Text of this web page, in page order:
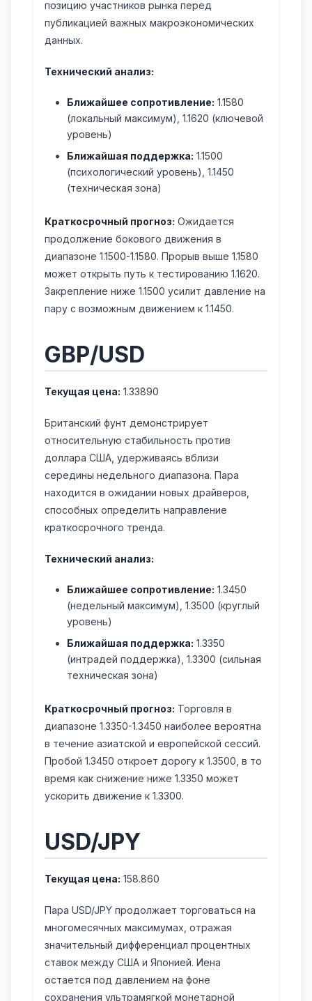
позицию участников рынка перед
публикацией важных макроэкономических
данных.
Технический анализ:
Ближайшее сопротивление: 1.1580
(локальный максимум), 1.1620 (ключевой
уровень)
Ближайшая поддержка: 1.1500
(психологический уровень), 1.1450
(техническая зона)
Краткосрочный прогноз: Ожидается
продолжение бокового движения в
диапазоне 1.1500-1.1580. Прорыв выше 1.1580
может открыть путь к тестированию 1.1620.
Закрепление ниже 1.1500 усилит давление на
пару с возможным движением к 1.1450.
GBP/USD
Текущая цена: 1.33890
Британский фунт демонстрирует
относительную стабильность против
доллара США, удерживаясь вблизи
середины недельного диапазона. Пара
находится в ожидании новых драйверов,
способных определить направление
краткосрочного тренда.
Технический анализ:
Ближайшее сопротивление: 1.3450
(недельный максимум), 1.3500 (круглый
уровень)
Ближайшая поддержка: 1.3350
(интрадей поддержка), 1.3300 (сильная
техническая зона)
Краткосрочный прогноз: Торговля в
диапазоне 1.3350-1.3450 наиболее вероятна
в течение азиатской и европейской сессий.
Пробой 1.3450 откроет дорогу к 1.3500, в то
время как снижение ниже 1.3350 может
ускорить движение к 1.3300.
USD/JPY
Текущая цена: 158.860
Пара USD/JPY продолжает торговаться на
многомесячных максимумах, отражая
значительный дифференциал процентных
ставок между США и Японией. Иена
остается под давлением на фоне
сохранения ультрамягкой монетарной